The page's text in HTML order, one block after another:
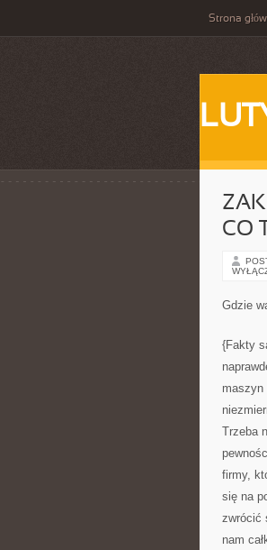
Strona
CO
Gdzie
{Fakty
maszyn
Trzeba
firmy,
się na
zwrócić
nam